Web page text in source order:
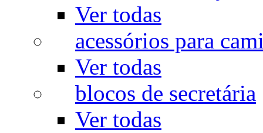
Ver todas
acessórios para
Ver todas
blocos de secretária
Ver todas